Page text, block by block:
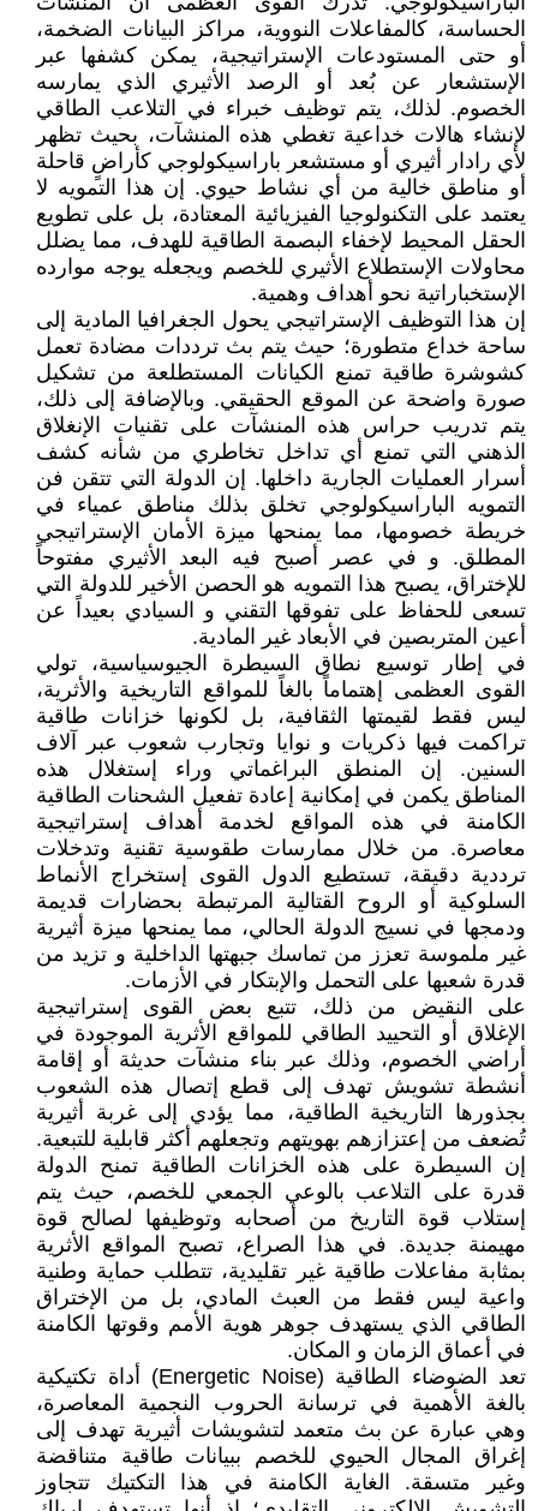
الحساسة، كالمفاعلات النووية، مراكز البيانات الضخمة،
أو حتى المستودعات الإستراتيجية، يمكن كشفها عبر
الإستشعار عن بُعد أو الرصد الأثيري الذي يمارسه
الخصوم. لذلك، يتم توظيف خبراء في التلاعب الطاقي
لإنشاء هالات خداعية تغطي هذه المنشآت، بحيث تظهر
لأي رادار أثيري أو مستشعر باراسيكولوجي كأراضٍ قاحلة
أو مناطق خالية من أي نشاط حيوي. إن هذا التمويه لا
يعتمد على التكنولوجيا الفيزيائية المعتادة، بل على تطويع
الحقل المحيط لإخفاء البصمة الطاقية للهدف، مما يضلل
محاولات الإستطلاع الأثيري للخصم ويجعله يوجه موارده
الإستخباراتية نحو أهداف وهمية.
إن هذا التوظيف الإستراتيجي يحول الجغرافيا المادية إلى
ساحة خداع متطورة؛ حيث يتم بث ترددات مضادة تعمل
كشوشرة طاقية تمنع الكيانات المستطلعة من تشكيل
صورة واضحة عن الموقع الحقيقي. وبالإضافة إلى ذلك،
يتم تدريب حراس هذه المنشآت على تقنيات الإنغلاق
الذهني التي تمنع أي تداخل تخاطري من شأنه كشف
أسرار العمليات الجارية داخلها. إن الدولة التي تتقن فن
التمويه الباراسيكولوجي تخلق بذلك مناطق عمياء في
خريطة خصومها، مما يمنحها ميزة الأمان الإستراتيجي
المطلق. و في عصر أصبح فيه البعد الأثيري مفتوحاً
للإختراق، يصبح هذا التمويه هو الحصن الأخير للدولة التي
تسعى للحفاظ على تفوقها التقني و السيادي بعيداً عن
أعين المتربصين في الأبعاد غير المادية.
في إطار توسيع نطاق السيطرة الجيوسياسية، تولي
القوى العظمى إهتماماً بالغاً للمواقع التاريخية والأثرية،
ليس فقط لقيمتها الثقافية، بل لكونها خزانات طاقية
تراكمت فيها ذكريات و نوايا وتجارب شعوب عبر آلاف
السنين. إن المنطق البراغماتي وراء إستغلال هذه
المناطق يكمن في إمكانية إعادة تفعيل الشحنات الطاقية
الكامنة في هذه المواقع لخدمة أهداف إستراتيجية
معاصرة. من خلال ممارسات طقوسية تقنية وتدخلات
ترددية دقيقة، تستطيع الدول القوى إستخراج الأنماط
السلوكية أو الروح القتالية المرتبطة بحضارات قديمة
ودمجها في نسيج الدولة الحالي، مما يمنحها ميزة أثيرية
غير ملموسة تعزز من تماسك جبهتها الداخلية و تزيد من
قدرة شعبها على التحمل والإبتكار في الأزمات.
على النقيض من ذلك، تتبع بعض القوى إستراتيجية
الإغلاق أو التحييد الطاقي للمواقع الأثرية الموجودة في
أراضي الخصوم، وذلك عبر بناء منشآت حديثة أو إقامة
أنشطة تشويش تهدف إلى قطع إتصال هذه الشعوب
بجذورها التاريخية الطاقية، مما يؤدي إلى غربة أثيرية
تُضعف من إعتزازهم بهويتهم وتجعلهم أكثر قابلية للتبعية.
إن السيطرة على هذه الخزانات الطاقية تمنح الدولة
قدرة على التلاعب بالوعي الجمعي للخصم، حيث يتم
إستلاب قوة التاريخ من أصحابه وتوظيفها لصالح قوة
مهيمنة جديدة. في هذا الصراع، تصبح المواقع الأثرية
بمثابة مفاعلات طاقية غير تقليدية، تتطلب حماية وطنية
واعية ليس فقط من العبث المادي، بل من الإختراق
الطاقي الذي يستهدف جوهر هوية الأمم وقوتها الكامنة
في أعماق الزمان و المكان.
تعد الضوضاء الطاقية (Energetic Noise) أداة تكتيكية
بالغة الأهمية في ترسانة الحروب النجمية المعاصرة،
وهي عبارة عن بث متعمد لتشويشات أثيرية تهدف إلى
إغراق المجال الحيوي للخصم ببيانات طاقية متناقضة
وغير متسقة. الغاية الكامنة في هذا التكتيك تتجاوز